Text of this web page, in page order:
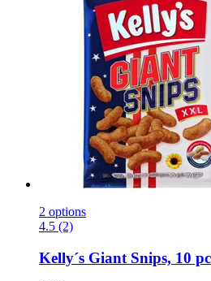
2 options
4.5 (2)
Kelly´s Giant Snips, 10